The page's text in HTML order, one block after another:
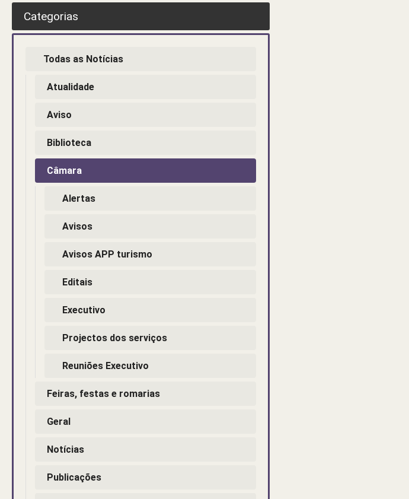
Categorias
Todas as Notícias
Atualidade
Aviso
Biblioteca
Câmara
Alertas
Avisos
Avisos APP turismo
Editais
Executivo
Projectos dos serviços
Reuniões Executivo
Feiras, festas e romarias
Geral
Notícias
Publicações